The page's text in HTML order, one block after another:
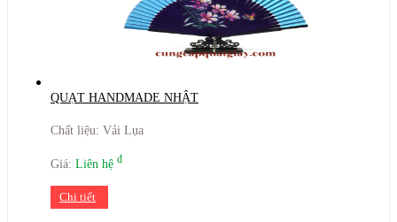
QUẠT HANDMADE NHẬT
Chất liệu: Vải Lụa
Giá: Liên hệ đ
Chi tiết